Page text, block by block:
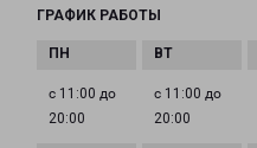
ГРАФИК РАБОТЫ
с 11:00 до
20:00
с 11:00 до
20:00